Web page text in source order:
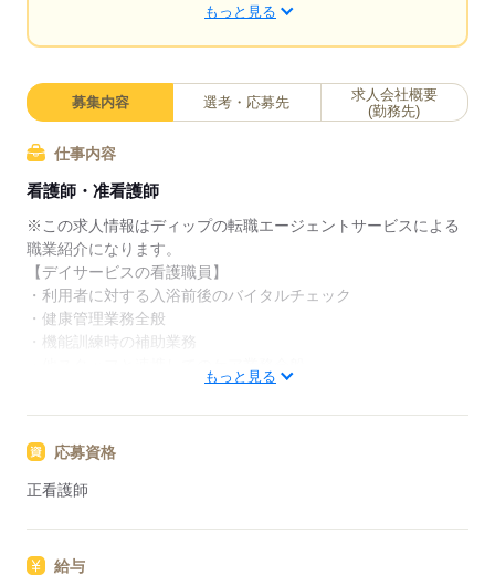
求職中の看護師さんの転職を専任の
キャリアアドバイザーが入職まで無料でサポートいた
日本最大級の求人情報の中からぴったりな求人をご紹
介。
履歴書作成のアドバイスや面接日の調整だけでなく、
お給料、お休み、入職時期の交渉もサポートします。
【もちろん無料】
費用は一切かかりません。
もっと見る
募集内容 選考・応募先
求人会社概要
(勤務先)
仕事内容
看護師・准看護師
※この求人情報はディップの転職エージェントサービスによる
職業紹介になります。
【デイサービスの看護職員】
・利用者に対する入浴前後のバイタルチェック
・健康管理業務全般
・機能訓練時の補助業務
08：00～ 出社、朝礼、利用者のお出迎え準備
09：10～ 利用者のバイタルチェック
12：00～ 休憩
もっと見る
応募資格
正看護師
給与